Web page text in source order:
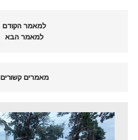
למאמר הקודם
למאמר הבא
מאמרים קשורים